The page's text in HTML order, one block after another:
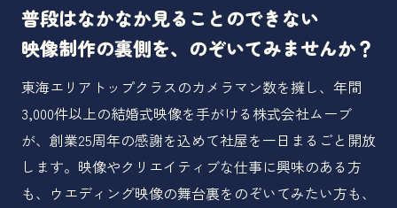
普段はなかなか見ることのできない
映像制作の裏側を、のぞいてみませんか？
東海エリアトップクラスのカメラマン数を擁し、年間
3,000件以上の結婚式映像を手がける株式会社ムーブ
が、創業25周年の感謝を込めて社屋を一日まるごと開放
します。映像やクリエイティブな仕事に興味のある方
も、ウエディング映像の舞台裏をのぞいてみたい方も、